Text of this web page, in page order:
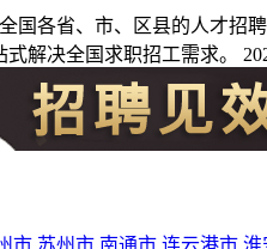
国各省、市、区县的人才
解决全国求职招工需求。
市 苏州市 南通市 连云港市 淮